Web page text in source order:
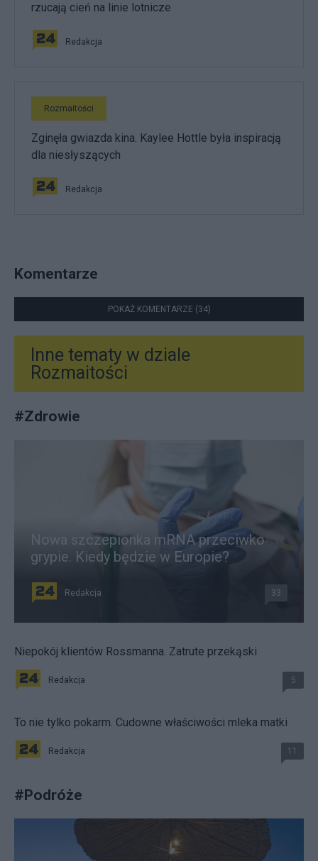
rzucają cień na linie lotnicze
Redakcja
Rozmaitości
Zginęła gwiazda kina. Kaylee Hottle była inspiracją
dla niesłyszących
Redakcja
Komentarze
POKAŻ KOMENTARZE (34)
Inne tematy w dziale
Rozmaitości
#Zdrowie
Nowa szczepionka mRNA przeciwko
grypie. Kiedy będzie w Europie?
Redakcja 33
Niepokój klientów Rossmanna. Zatrute przekąski
Redakcja 5
To nie tylko pokarm. Cudowne właściwości mleka matki
Redakcja 11
#Podróże